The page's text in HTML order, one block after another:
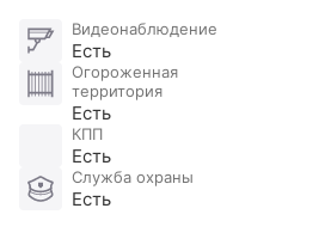
Видеонаблюдение
Есть
Огороженная
территория
Есть
КПП
Есть
Служба охраны
Есть